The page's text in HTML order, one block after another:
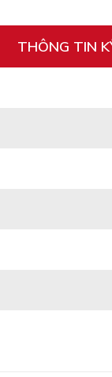
THÔNG TIN